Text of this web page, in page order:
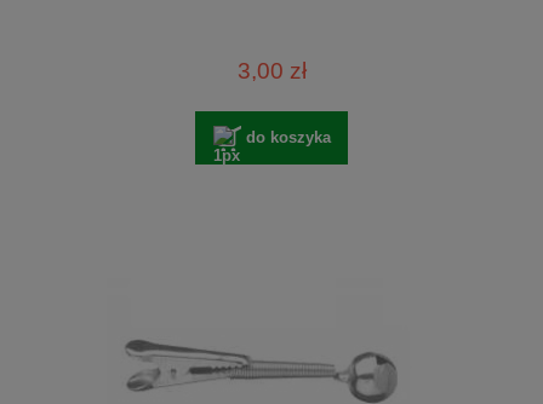
3,00 zł
do koszyka